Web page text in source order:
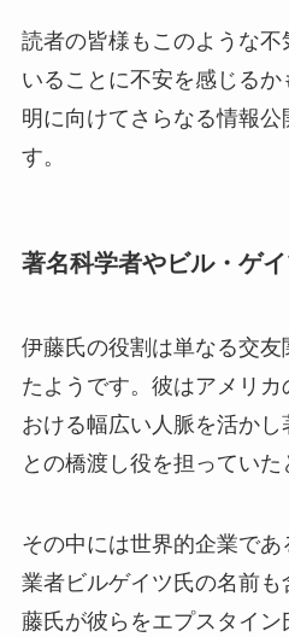
読者の皆様もこのような
いることに不安を感じる
明に向けてさらなる情報公
す。
著名科学者やビル・ゲ
伊藤氏の役割は単なる交
たようです。彼はアメリ
おける幅広い人脈を活か
との橋渡し役を担っていた
その中には世界的企業であ
業者ビルゲイツ氏の名前
藤氏が彼らをエプスタイ